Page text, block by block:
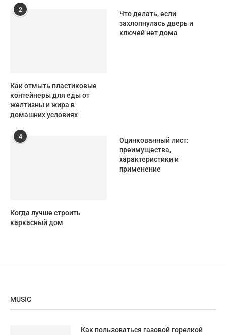
2
Как отмыть пластиковые
контейнеры для еды от
желтизны и жира в
домашних условиях
Что делать, если
захлопнулась дверь и
ключей нет дома
4
Когда лучше строить
каркасный дом
Оцинкованный лист:
преимущества,
характеристики и
применение
MUSIC
Как пользоваться газовой горелкой